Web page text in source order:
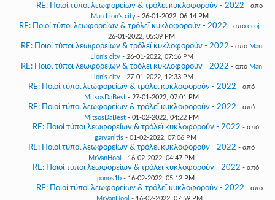
RE: Ποιοί τύποι λεωφορείων & τρόλεϊ κυκλοφορούν - 2022 - από
Man Lion's city- 26-01-2022, 06:14 PM
RE: Ποιοί τύποι λεωφορείων & τρόλεϊ κυκλοφορούν - 2022 - από ecoj -
26-01-2022, 05:39 PM
RE: Ποιοί τύποι λεωφορείων & τρόλεϊ κυκλοφορούν - 2022 - από Man
Lion's city- 26-01-2022, 07:16 PM
RE: Ποιοί τύποι λεωφορείων & τρόλεϊ κυκλοφορούν - 2022 - από Man
Lion's city- 27-01-2022, 12:33 PM
RE: Ποιοί τύποι λεωφορείων & τρόλεϊ κυκλοφορούν - 2022 - από
MitsosDaBest - 27-01-2022, 07:01 PM
RE: Ποιοί τύποι λεωφορείων & τρόλεϊ κυκλοφορούν - 2022 - από
MitsosDaBest - 01-02-2022, 04:22 PM
RE: Ποιοί τύποι λεωφορείων & τρόλεϊ κυκλοφορούν - 2022 - από
garvanitis - 01-02-2022, 07:06 PM
RE: Ποιοί τύποι λεωφορείων & τρόλεϊ κυκλοφορούν - 2022 - από
MrVanHool - 16-02-2022, 04:47 PM
RE: Ποιοί τύποι λεωφορείων & τρόλεϊ κυκλοφορούν - 2022 - από
panos1b- 16-02-2022, 05:12 PM
RE: Ποιοί τύποι λεωφορείων & τρόλεϊ κυκλοφορούν - 2022 - από
MrVanHool - 16-02-2022, 07:59 PM